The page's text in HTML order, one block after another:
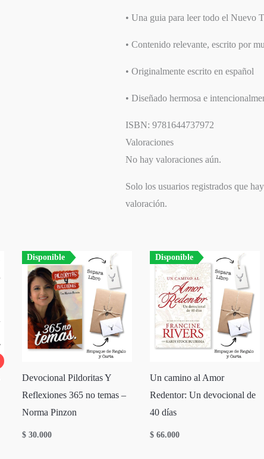
• Una guia para leer todo el Nuevo
• Contenido relevante, escrito por
• Originalmente escrito en español
• Diseñado hermosa e
ISBN: 9781644737972
Valoraciones
No hay valoraciones aún.
Solo los usuarios registrados que
valoración.
Disponible
Devocional Pildoritas Y
Reflexiones 365 no temas –
Norma Pinzon
$ 30.000
Disponible
Un camino al Amor
Redentor: Un devocional de
40 días
$ 66.000